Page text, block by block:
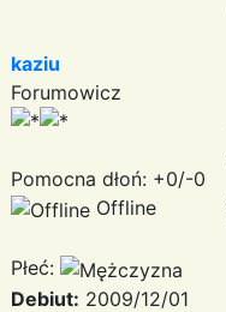
kaziu
Forumowicz
Pomocna dłoń: +0/-0
Offline
Płeć:
Debiut: 2009/12/01